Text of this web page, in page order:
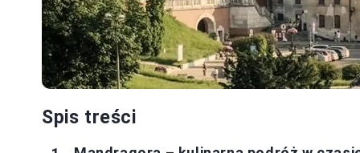
Spis treści